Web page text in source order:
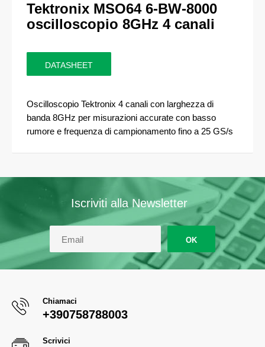
Tektronix MSO64 6-BW-8000
oscilloscopio 8GHz 4 canali
DATASHEET
Oscilloscopio Tektronix 4 canali con larghezza di
banda 8GHz per misurazioni accurate con basso
rumore e frequenza di campionamento fino a 25 GS/s
Iscriviti alla Newsletter
OK
Chiamaci
+390758788003
Scrivici